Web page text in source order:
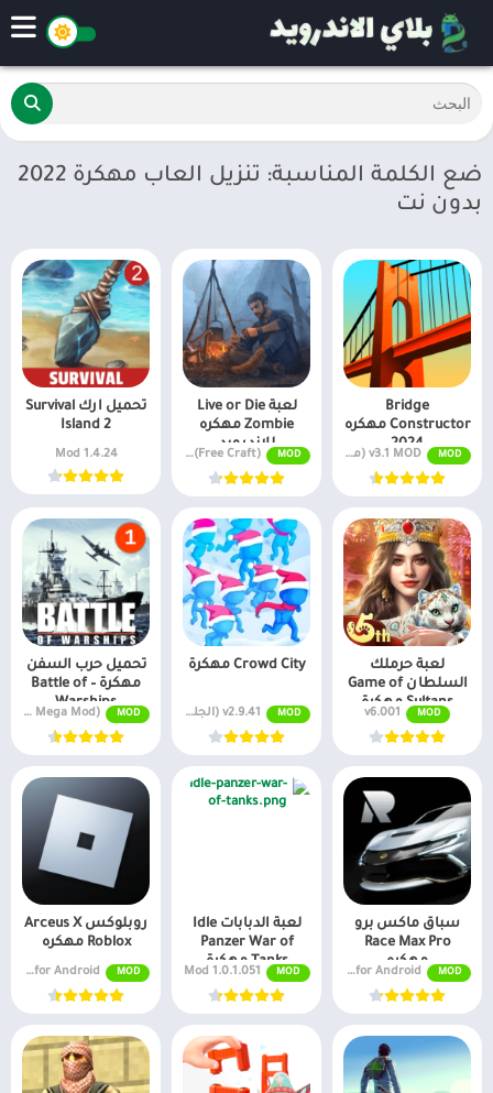
ضع الكلمة المناسبة: تنزيل العاب مهكرة 2022
بدون نت
Bridge
Constructor مهكره
2024
MOD v3.1 MOD (موارد غير محدودة) APK مجانًا
لعبة Live or Die
Zombie مهكره
للاندرويد
MOD
v0.4.8.1 Mod (Free Craft)
تحميل ارك Survival
Island 2
1.4.24 Mod
لعبة حرملك
السلطان Game of
Sultans مهكرة
MOD
v6.001
Crowd City مهكرة
MOD v2.9.41 (الجلود مقفلة)
تحميل حرب السفن
مهكرة – Battle of
Warships
MOD
v1.72.13 MOD APK (Unlimited Money, Mega Mod)
سباق ماكس برو
Race Max Pro
مهكره
MOD
MOD APK 1.0.48 [Unlimited Money] for Android
لعبة الدبابات Idle
Panzer War of
Tanks مهكرة
MOD
1.0.1.051 Mod
روبلوكس Arceus X
Roblox مهكره
MOD
v2.617.654 MOD APK [Robux Menu Mod] for Android